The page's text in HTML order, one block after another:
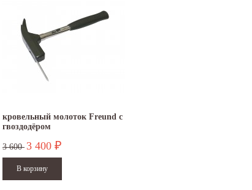
кровельный молоток Freund с
гвоздодёром
3 600 3 400 ₽